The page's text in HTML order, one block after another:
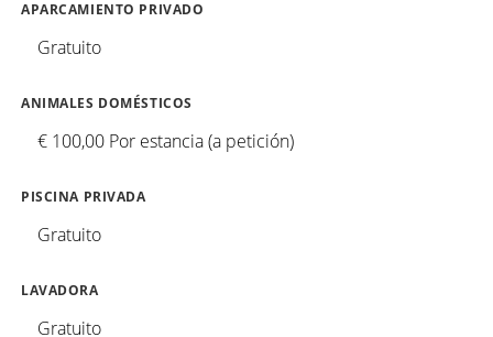
APARCAMIENTO PRIVADO
Gratuito
ANIMALES DOMÉSTICOS
€ 100,00 Por estancia (a petición)
PISCINA PRIVADA
Gratuito
LAVADORA
Gratuito